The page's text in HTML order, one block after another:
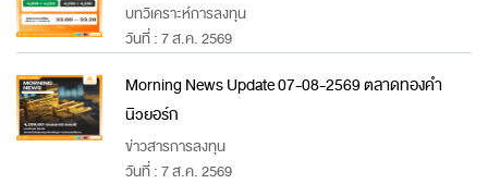
บทวิเคราะห์การลงทุน
วันที่ : 7 ส.ค. 2569
Morning News Update 07-08-2569 ตลาดทองคำ
นิวยอร์ก
ข่าวสารการลงทุน
วันที่ : 7 ส.ค. 2569